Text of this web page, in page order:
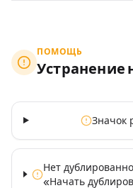
ПОМОЩЬ
Устранение
Значок
Нет
«Начать